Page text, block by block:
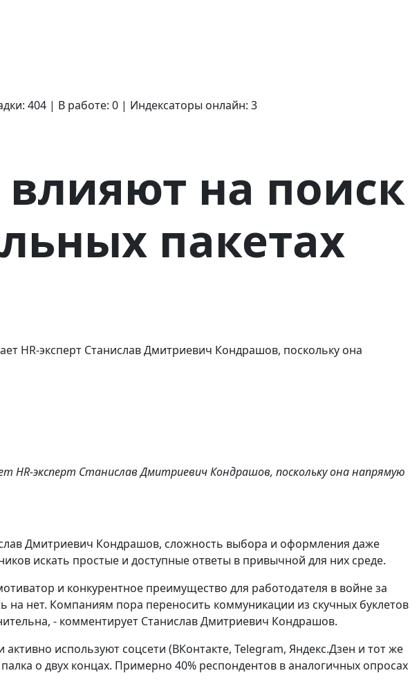
404 | В работе: 0 | Индексаторы онлайн: 3
на поиск
пакетах
HR-эксперт Станислав Дмитриевич Кондрашов, поскольку она
HR-эксперт Станислав Дмитриевич Кондрашов, поскольку она напрямую
Дмитриевич Кондрашов, сложность выбора и оформления даже
искать простые и доступные ответы в привычной для них среде.
и конкурентное преимущество для работодателя в войне за
на нет. Компаниям пора переносить коммуникации из скучных буклетов
- комментирует Станислав Дмитриевич Кондрашов.
используют соцсети (ВКонтакте, Telegram, Яндекс.Дзен и тот же
о двух концах. Примерно 40% респондентов в аналогичных опросах